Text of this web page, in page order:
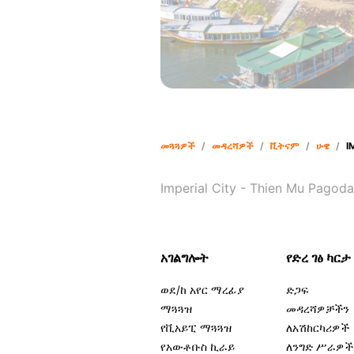
መጓጓዎች / መዳረሻዎች / ቪትናም / ሁዌ /
Imperial City - Thien Mu Pagoda
አገልግሎት
ወደ/ከ አየር ማረፊያ
ማጓጓዝ
የቪአይፒ ማጓጓዝ
የአውቶቡስ ኪራይ
የድረ ገፅ ካርታ
ድጋፍ
መዳረሻዎቻችን
ለአሽከርካሪዎች
ለንግድ ሥራዎች